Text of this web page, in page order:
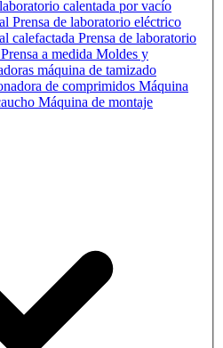
calentada por vacío
Prensa de laboratorio eléctrico
calefactada Prensa de laboratorio
Prensa a medida Moldes y
máquina de tamizado
de comprimidos Máquina
Máquina de montaje